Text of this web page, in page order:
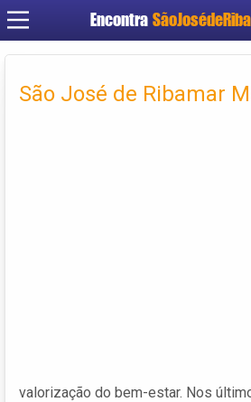
Encontra
Cadastrar
Criar conta
São José de Ribamar
valorização do bem-estar. Nos